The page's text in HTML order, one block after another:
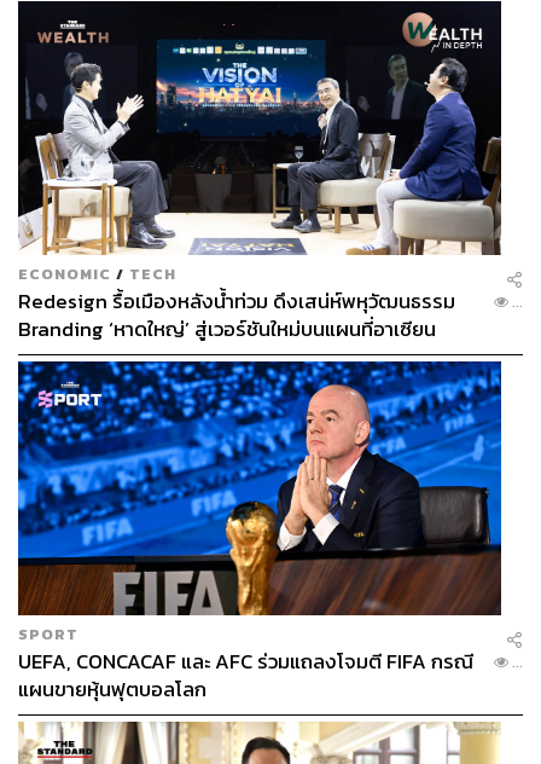
ECONOMIC / TECH
Redesign รื้อเมืองหลังน้ำท่วม ดึงเสน่ห์พหุวัฒนธรรม
Branding ‘หาดใหญ่’ สู่เวอร์ชันใหม่บนแผนที่อาเซียน
...
SPORT
UEFA, CONCACAF และ AFC ร่วมแถลงโจมตี FIFA กรณี
แผนขายหุ้นฟุตบอลโลก
...